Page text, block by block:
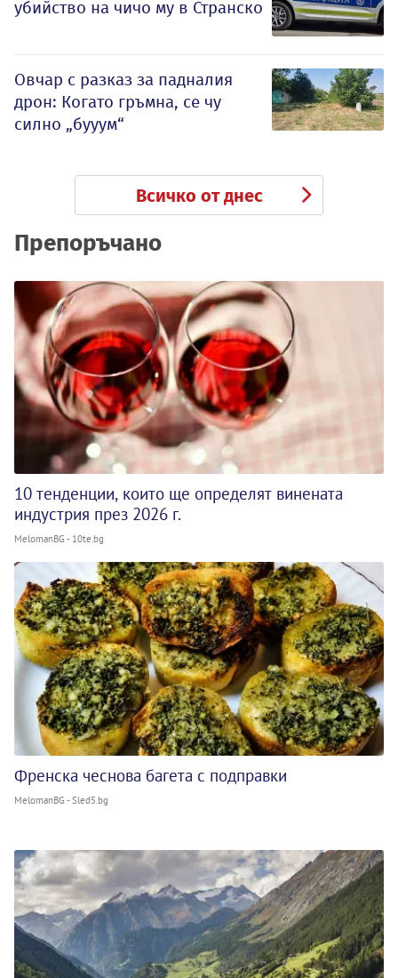
убийство на чичо му в Странско
Овчар с разказ за падналия
дрон: Когато гръмна, се чу
силно „бууум“
Всичко от днес
Препоръчано
10 тенденции, които ще определят винената
индустрия през 2026 г.
MelomanBG - 10te.bg
Френска чеснова багета с подправки
MelomanBG - Sled5.bg